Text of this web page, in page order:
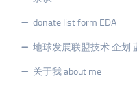
donate list form EDA
地球发展联盟技术 企划
关于我 about me